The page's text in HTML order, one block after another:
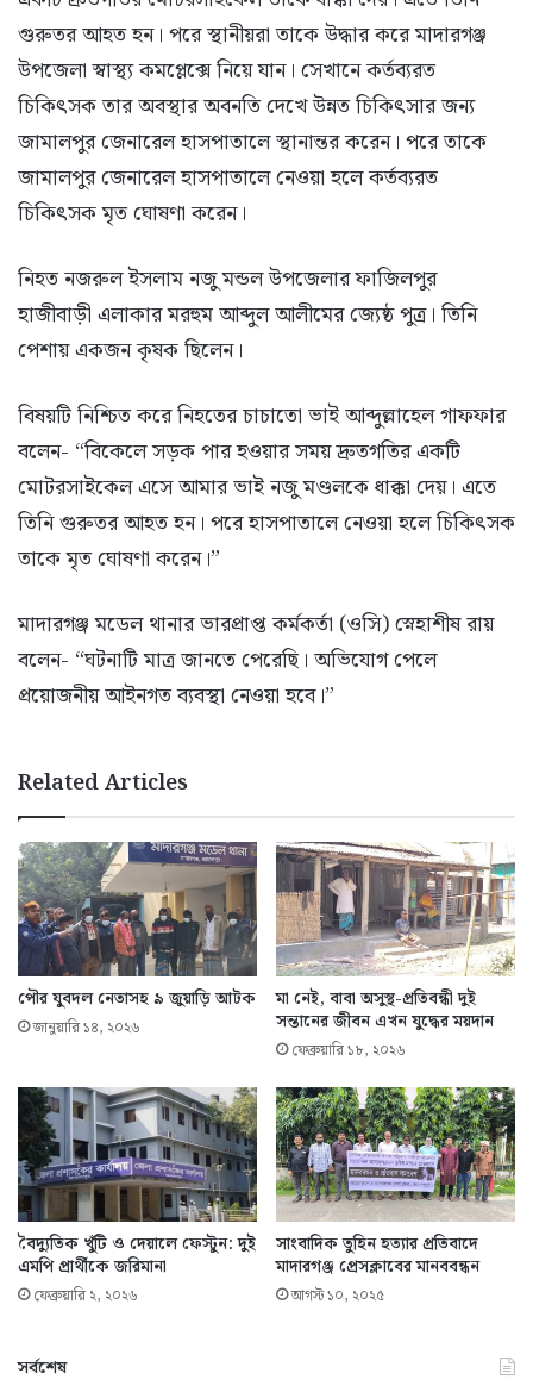
গুরুতর আহত হন। পরে স্থানীয়রা তাকে উদ্ধার করে মাদারগঞ্জ
উপজেলা স্বাস্থ্য কমপ্লেক্সে নিয়ে যান। সেখানে কর্তব্যরত
চিকিৎসক তার অবস্থার অবনতি দেখে উন্নত চিকিৎসার জন্য
জামালপুর জেনারেল হাসপাতালে স্থানান্তর করেন। পরে তাকে
জামালপুর জেনারেল হাসপাতালে নেওয়া হলে কর্তব্যরত
চিকিৎসক মৃত ঘোষণা করেন।
নিহত নজরুল ইসলাম নজু মন্ডল উপজেলার ফাজিলপুর
হাজীবাড়ী এলাকার মরহুম আব্দুল আলীমের জ্যেষ্ঠ পুত্র। তিনি
পেশায় একজন কৃষক ছিলেন।
বিষয়টি নিশ্চিত করে নিহতের চাচাতো ভাই আব্দুল্লাহেল গাফফার
বলেন- “বিকেলে সড়ক পার হওয়ার সময় দ্রুতগতির একটি
মোটরসাইকেল এসে আমার ভাই নজু মণ্ডলকে ধাক্কা দেয়। এতে
তিনি গুরুতর আহত হন। পরে হাসপাতালে নেওয়া হলে চিকিৎসক
তাকে মৃত ঘোষণা করেন।”
মাদারগঞ্জ মডেল থানার ভারপ্রাপ্ত কর্মকর্তা (ওসি) স্নেহাশীষ রায়
বলেন- “ঘটনাটি মাত্র জানতে পেরেছি। অভিযোগ পেলে
প্রয়োজনীয় আইনগত ব্যবস্থা নেওয়া হবে।”
Related Articles
পৌর যুবদল নেতাসহ ৯ জুয়াড়ি আটক
জানুয়ারি ১৪, ২০২৬
মা নেই, বাবা অসুস্থ-প্রতিবন্ধী দুই
সন্তানের জীবন এখন যুদ্ধের ময়দান
ফেব্রুয়ারি ১৮, ২০২৬
বৈদ্যুতিক খুঁটি ও দেয়ালে ফেস্টুন: দুই
এমপি প্রার্থীকে জরিমানা
ফেব্রুয়ারি ২, ২০২৬
সাংবাদিক তুহিন হত্যার প্রতিবাদে
মাদারগঞ্জ প্রেসক্লাবের মানববন্ধন
আগস্ট ১০, ২০২৫
সর্বশেষ